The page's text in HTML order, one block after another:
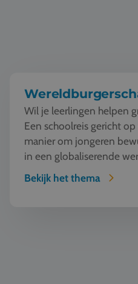
Wil je leerlingen helpen
Een schoolreis gericht
manier om jongeren
in een globaliserende
Bekijk het thema